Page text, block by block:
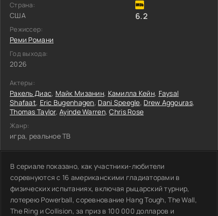
Страна:
США
Режиссер:
Реми Романи
Год выхода:
2026
6.2
Актеры:
Ракель Диас, Майк Мизанин, Камилла Кейн, Faysal
Shafaat, Eric Bugenhagen, Dani Speegle, Drew Aggouras,
Thomas Taylor,Ayinde Warren,Chris Rose
Жанр:
игра, реальное ТВ
В сериале показано, как участники-любители
соревнуются с 16 американскими гладиаторами в
физических испытаниях, включая рыцарский турнир,
лотерею Powerball, соревнование Hang Tough, The Wall,
The Ring и Collision, за приз в 100 000 долларов и